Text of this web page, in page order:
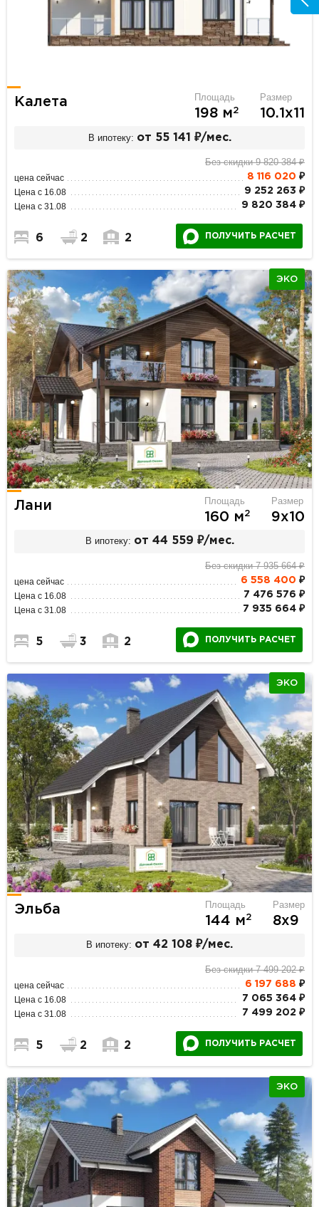
Калета Площадь
198 м2
Размер
10.1х11
В ипотеку: от 55 141 ₽/мес.
Без скидки 9 820 384 ₽
цена сейчас 8 116 020 ₽
Цена с 16.08 9 252 263 ₽
Цена с 31.08 9 820 384 ₽
6 2 2 ПОЛУЧИТЬ РАСЧЕТ
ЭКО
Лани Площадь
160 м2
Размер
9х10
В ипотеку: от 44 559 ₽/мес.
Без скидки 7 935 664 ₽
цена сейчас 6 558 400 ₽
Цена с 16.08 7 476 576 ₽
Цена с 31.08 7 935 664 ₽
5 3 2 ПОЛУЧИТЬ РАСЧЕТ
ЭКО
Эльба Площадь
144 м2
Размер
8х9
В ипотеку: от 42 108 ₽/мес.
Без скидки 7 499 202 ₽
цена сейчас 6 197 688 ₽
Цена с 16.08 7 065 364 ₽
Цена с 31.08 7 499 202 ₽
5 2 2 ПОЛУЧИТЬ РАСЧЕТ
ЭКО